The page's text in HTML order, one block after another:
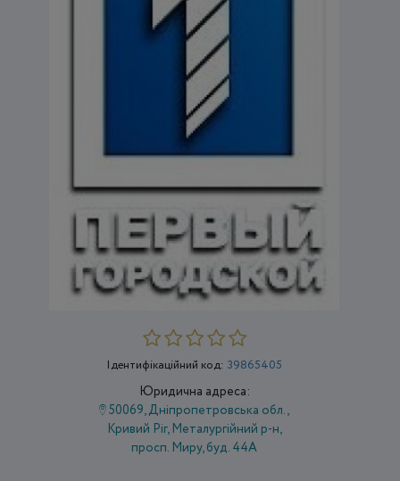
Ідентифікаційний код: 39865405
Юридична адреса:
50069, Дніпропетровська обл.,
Кривий Ріг, Металургійний р-н,
просп. Миру, буд. 44А